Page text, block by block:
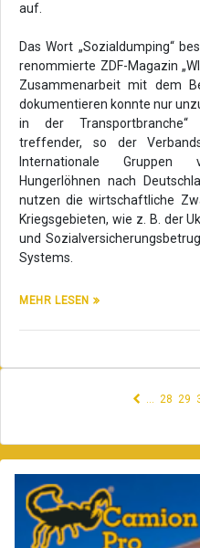
auf.
Das Wort „Sozialdumping“
renommierte ZDF-Magazin
Zusammenarbeit mit dem
dokumentieren konnte nur
in der
treffender, so der
Internationale Gruppen
Hungerlöhnen nach
nutzen die wirtschaftliche
Kriegsgebieten, wie z. B. der
und
Systems.
MEHR LESEN
… 28 29